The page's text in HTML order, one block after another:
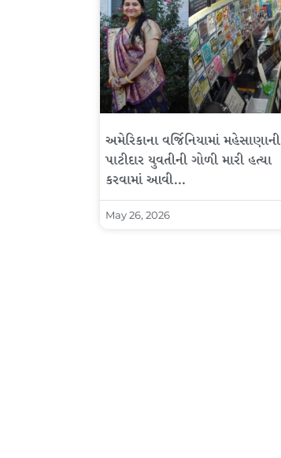
અમેરિકાના વર્જિનિયામાં મહેસાણાની
પાટીદાર યુવતીની ગોળી મારી હત્યા
કરવામાં આવી…
May 26, 2026